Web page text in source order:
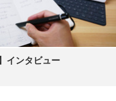
インタビュー